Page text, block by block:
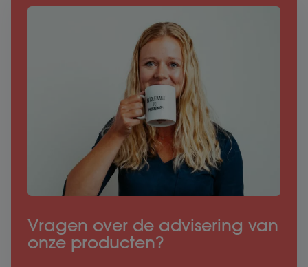
Vragen over de advisering van
onze producten?